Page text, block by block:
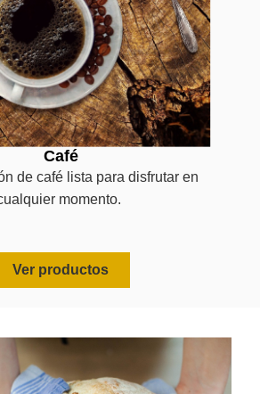
Café
de café lista para disfrutar en
momento.
Ver productos